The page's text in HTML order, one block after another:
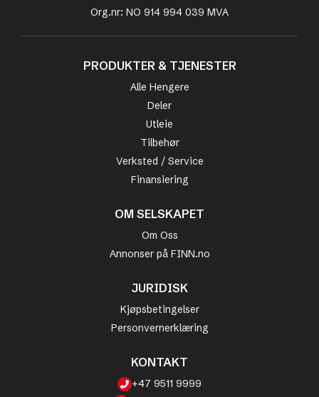
Org.nr: NO 914 994 039 MVA
PRODUKTER & TJENESTER
Alle Hengere
Deler
Utleie
Tilbehør
Verksted / Service
Finansiering
OM SELSKAPET
Om Oss
Annonser på FINN.no
JURIDISK
Kjøpsbetingelser
Personvernerklæring
KONTAKT
+47 9511 9999